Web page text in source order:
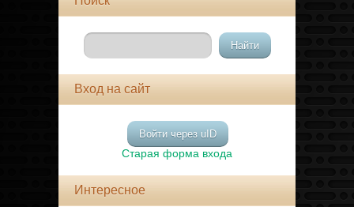
Вход на сайт
Войти через uID
Старая форма входа
Интересное